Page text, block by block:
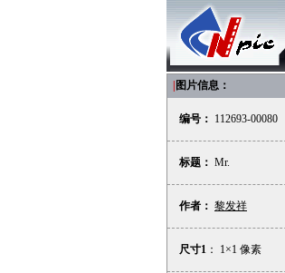
图片信息：
编号： 112693-00080
标题： Mr.
作者： 黎发祥
尺寸1 ： 1×1 像素